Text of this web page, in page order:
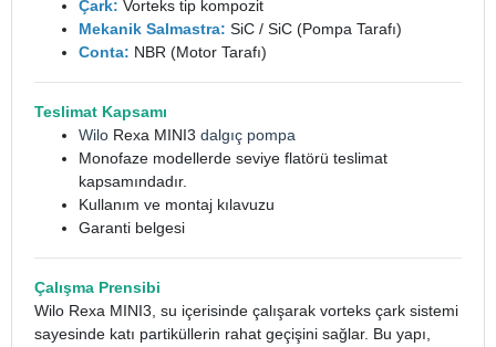
Çark: Vorteks tip kompozit
Mekanik Salmastra: SiC / SiC (Pompa Tarafı)
Conta: NBR (Motor Tarafı)
Teslimat Kapsamı
Wilo Rexa MINI3 dalgıç pompa
Monofaze modellerde seviye flatörü teslimat
kapsamındadır.
Kullanım ve montaj kılavuzu
Garanti belgesi
Çalışma Prensibi
Wilo Rexa MINI3, su içerisinde çalışarak vorteks çark sistemi
sayesinde katı partiküllerin rahat geçişini sağlar. Bu yapı,